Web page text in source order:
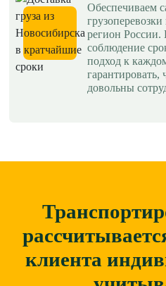
Обеспечиваем
регион России.
соблюдение
подход к
гарантировать,
довольны
клиента